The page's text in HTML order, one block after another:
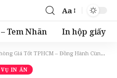
Font
Resizer
Aa
Tem Nhãn In hộp giấy
Giá Tốt TPHCM – Đồng Hành Cùng Doanh Nghiệp
IN ẤN